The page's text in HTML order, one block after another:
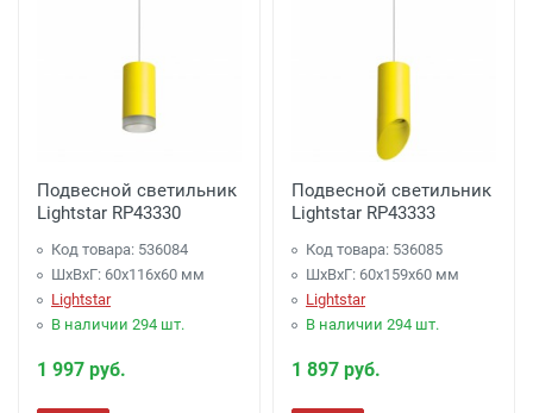
Подвесной светильник
Lightstar RP43330
Код товара: 536084
ШхВхГ: 60x116x60 мм
Lightstar
В наличии 294 шт.
1 997 руб.
Подвесной светильник
Lightstar RP43333
Код товара: 536085
ШхВхГ: 60x159x60 мм
Lightstar
В наличии 294 шт.
1 897 руб.